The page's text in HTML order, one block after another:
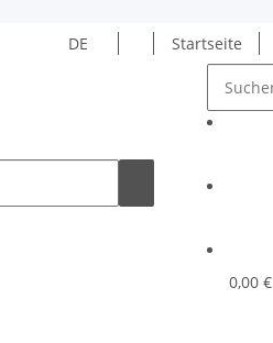
DE
Startseite
0,00 €